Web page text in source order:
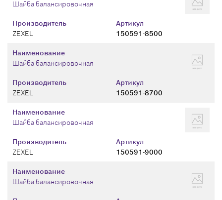
Производитель
ZEXEL
Артикул
150591-8500
Шайба балансировочная
Производитель
ZEXEL
Артикул
150591-8700
Наименование
Шайба балансировочная
Производитель
ZEXEL
Артикул
150591-9000
Наименование
Шайба балансировочная
Наименование
Шайба балансировочная